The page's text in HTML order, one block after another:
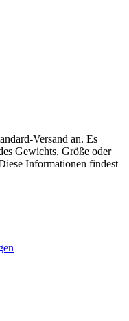
Versand an. Es
Gewichts, Größe oder
Informationen findest